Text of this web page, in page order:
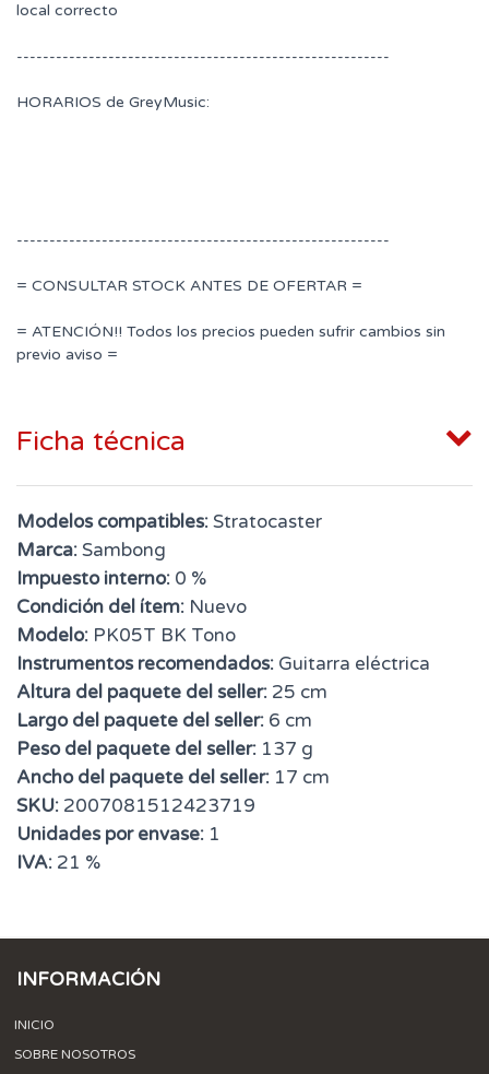
local correcto
---------------------------------------------------------
HORARIOS de GreyMusic:
---------------------------------------------------------
= CONSULTAR STOCK ANTES DE OFERTAR =
= ATENCIÓN!! Todos los precios pueden sufrir cambios sin
previo aviso =
Ficha técnica
Modelos compatibles:Stratocaster
Marca:Sambong
Impuesto interno: 0 %
Condición del ítem: Nuevo
Modelo: PK05T BK Tono
Instrumentos recomendados: Guitarra eléctrica
Altura del paquete del seller: 25 cm
Largo del paquete del seller: 6 cm
Peso del paquete del seller: 137 g
Ancho del paquete del seller: 17 cm
SKU: 2007081512423719
Unidades por envase: 1
IVA: 21 %
INFORMACIÓN
INICIO
SOBRE NOSOTROS